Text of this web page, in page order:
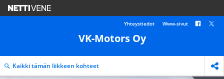
VK-Motors Oy
Yhteystiedot Www-sivut
Kaikki tämän liikkeen kohteet